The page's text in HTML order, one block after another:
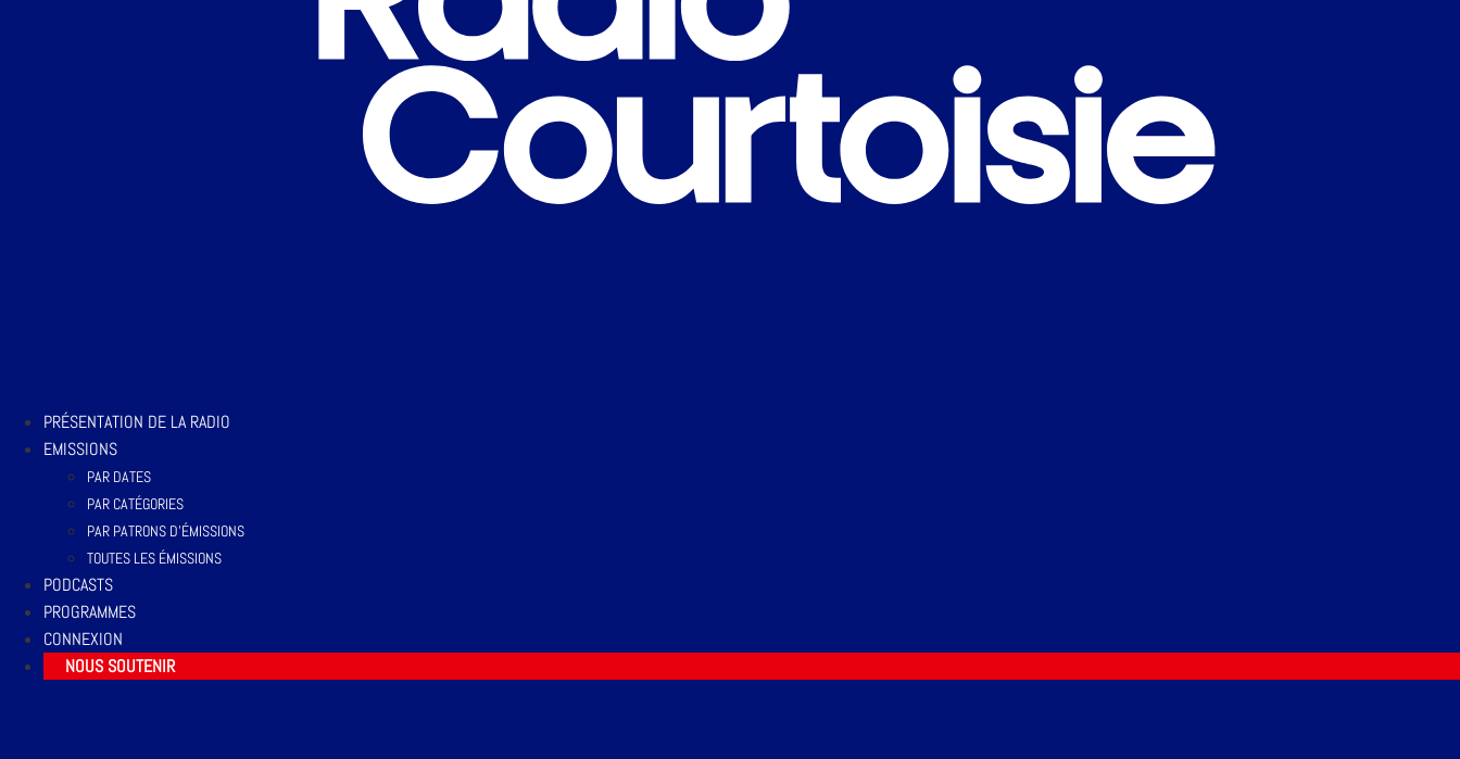
PRÉSENTATION DE LA RADIO
EMISSIONS
PAR DATES
PAR CATÉGORIES
PAR PATRONS D’ÉMISSIONS
TOUTES LES ÉMISSIONS
PODCASTS
PROGRAMMES
CONNEXION
NOUS SOUTENIR